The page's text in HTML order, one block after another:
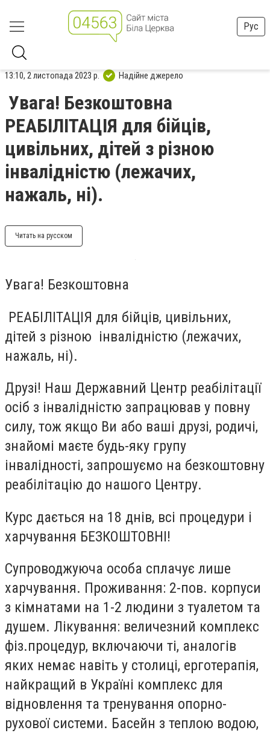
Рус
13:10, 2 листопада 2023 р. Надійне джерело
Увага! Безкоштовна
РЕАБІЛІТАЦІЯ для бійців,
цивільних, дітей з різною
інвалідністю (лежачих,
нажаль, ні).
Читать на русском
Увага! Безкоштовна
РЕАБІЛІТАЦІЯ для бійців, цивільних,
дітей з різною інвалідністю (лежачих,
нажаль, ні).
Друзі! Наш Державний Центр реабілітації
осіб з інвалідністю запрацював у повну
силу, тож якщо Ви або ваші друзі, родичі,
знайомі маєте будь-яку групу
інвалідності, запрошуємо на безкоштовну
реабілітацію до нашого Центру.
Курс дається на 18 днів, всі процедури і
харчування БЕЗКОШТОВНІ!
Супроводжуюча особа сплачує лише
харчування. Проживання: 2-пов. корпуси
з кімнатами на 1-2 людини з туалетом та
душем. Лікування: величезний комплекс
фіз.процедур, включаючи ті, аналогів
яких немає навіть у столиці, ерготерапія,
найкращий в Україні комплекс для
відновлення та тренування опорно-
рухової системи. Басейн з теплою водою,